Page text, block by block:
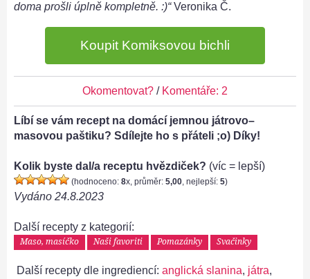
doma prošli úplně kompletně. :)“Veronika Č.
Koupit Komiksovou bichli
Okomentovat? / Komentáře: 2
Líbí se vám recept na domácí jemnou játrovo–
masovou paštiku? Sdílejte ho s přáteli ;o) Díky!
Kolik byste dal/a receptu hvězdiček? (víc = lepší)
(hodnoceno: 8x, průměr: 5,00, nejlepší: 5)
Vydáno 24.8.2023
Další recepty z kategorií:
Maso, masíčko
Naši favoriti Pomazánky Svačinky
Další recepty dle ingrediencí: anglická slanina, játra,